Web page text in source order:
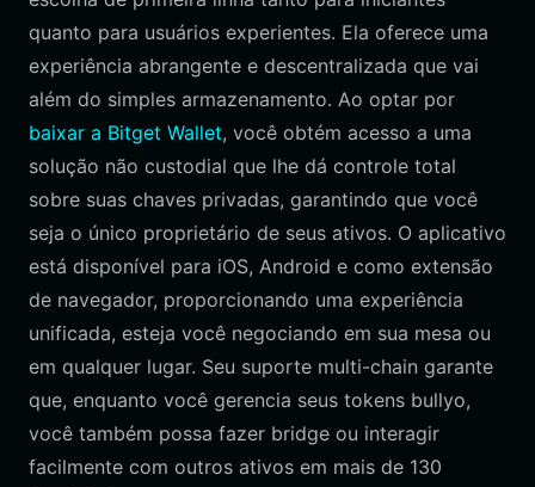
quanto para usuários experientes. Ela oferece uma
experiência abrangente e descentralizada que vai
além do simples armazenamento. Ao optar por
baixar a Bitget Wallet, você obtém acesso a uma
solução não custodial que lhe dá controle total
sobre suas chaves privadas, garantindo que você
seja o único proprietário de seus ativos. O aplicativo
está disponível para iOS, Android e como extensão
de navegador, proporcionando uma experiência
unificada, esteja você negociando em sua mesa ou
em qualquer lugar. Seu suporte multi-chain garante
que, enquanto você gerencia seus tokens bullyo,
você também possa fazer bridge ou interagir
facilmente com outros ativos em mais de 130